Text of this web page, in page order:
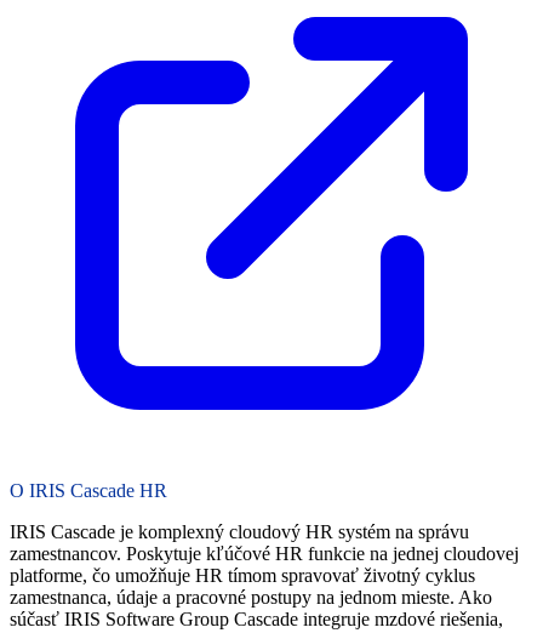
O IRIS Cascade HR
IRIS Cascade je komplexný cloudový HR systém na správu
zamestnancov. Poskytuje kľúčové HR funkcie na jednej cloudovej
platforme, čo umožňuje HR tímom spravovať životný cyklus
zamestnanca, údaje a pracovné postupy na jednom mieste. Ako
súčasť IRIS Software Group Cascade integruje mzdové riešenia,